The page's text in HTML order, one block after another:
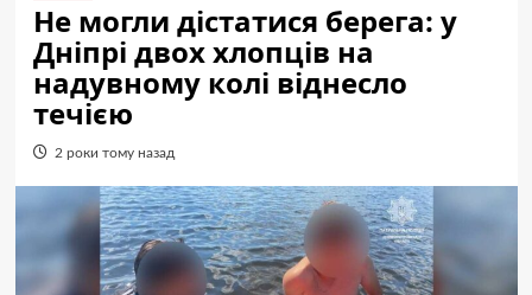
Не могли дістатися берега: у
Дніпрі двох хлопців на
надувному колі віднесло
течією
2 роки тому назад